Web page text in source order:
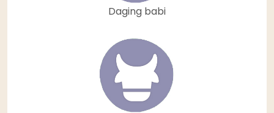
Daging babi